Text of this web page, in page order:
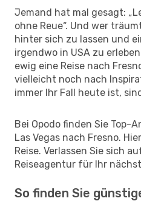
Jemand hat mal gesagt:
ohne Reue“. Und wer
hinter sich zu lassen und
irgendwo in USA zu
ewig eine Reise nach
vielleicht noch nach
immer Ihr Fall heute ist,
Bei Opodo finden Sie Top-
Las Vegas nach Fresno.
Reise. Verlassen Sie sich
Reiseagentur für Ihr
So finden Sie